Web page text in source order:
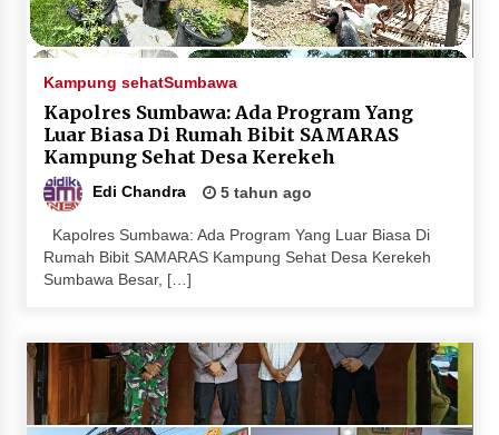
Kampung sehatSumbawa
Kapolres Sumbawa: Ada Program Yang
Luar Biasa Di Rumah Bibit SAMARAS
Kampung Sehat Desa Kerekeh
Edi Chandra 5 tahun ago
Kapolres Sumbawa: Ada Program Yang Luar Biasa Di
Rumah Bibit SAMARAS Kampung Sehat Desa Kerekeh
Sumbawa Besar, […]